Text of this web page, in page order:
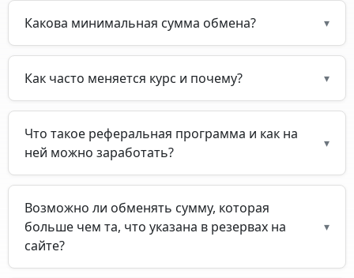
Какова минимальная сумма обмена? ▾
Как часто меняется курс и почему? ▾
Что такое реферальная программа и как на
ней можно заработать?
▾
Возможно ли обменять сумму, которая
больше чем та, что указана в резервах на
сайте?
▾